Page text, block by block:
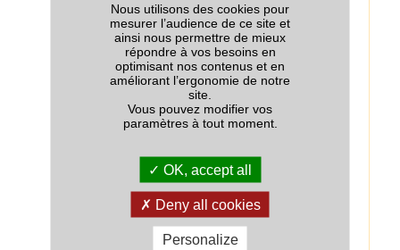
Titre :Grillure superficielle
Description :Les grillures sont généralement
superficielles et ne traversent pas la feuille
Nous utilisons des cookies pour
mesurer l’audience de ce site et
ainsi nous permettre de mieux
répondre à vos besoins en
optimisant nos contenus et en
améliorant l’ergonomie de notre
site.
Vous pouvez modifier vos
paramètres à tout moment.
OK, accept all
Deny all cookies
Personalize